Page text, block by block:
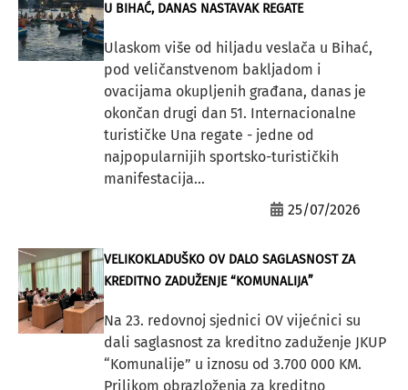
U BIHAĆ, DANAS NASTAVAK REGATE
Ulaskom više od hiljadu veslača u Bihać,
pod veličanstvenom bakljadom i
ovacijama okupljenih građana, danas je
okončan drugi dan 51. Internacionalne
turističke Una regate - jedne od
najpopularnijih sportsko-turističkih
manifestacija...
25/07/2026
VELIKOKLADUŠKO OV DALO SAGLASNOST ZA
KREDITNO ZADUŽENJE “KOMUNALIJA”
Na 23. redovnoj sjednici OV vijećnici su
dali saglasnost za kreditno zaduženje JKUP
“Komunalije” u iznosu od 3.700 000 KM.
Prilikom obrazloženja za kreditno